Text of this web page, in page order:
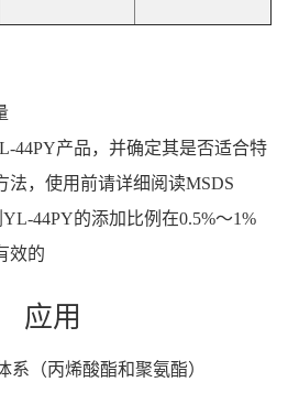
44PY产品，并确定其是否适合特
法，使用前请详细阅读MSDS
YL-44PY的添加比例在0.5%～1%
效的
应用
系（丙烯酸酯和聚氨酯）